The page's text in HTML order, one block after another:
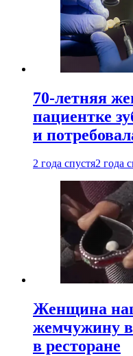
70-летняя
пациентке
и
2 года спустя2 года
Женщина
жемчужину
в ресторане